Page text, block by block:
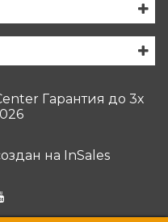
Гарантия до 3х
на InSales